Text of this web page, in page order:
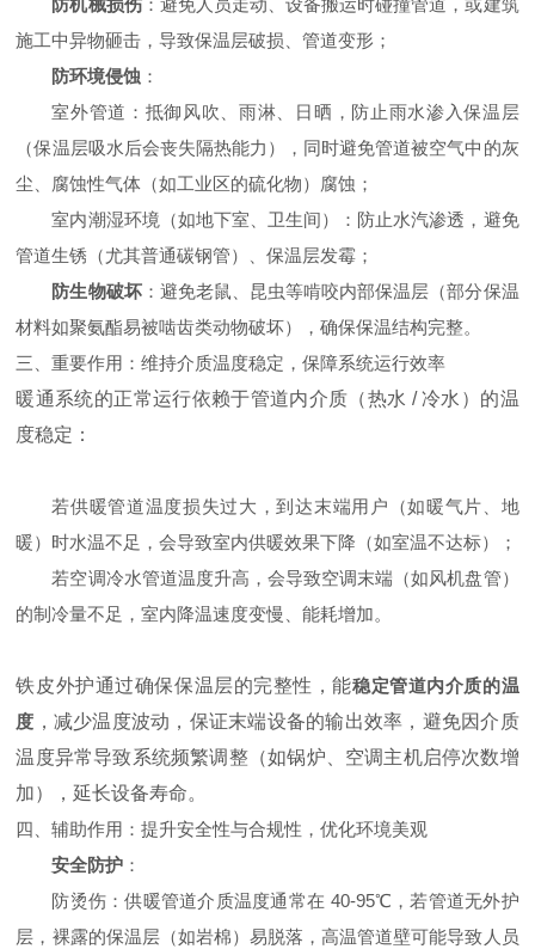
防机械损伤：避免人员走动、设备搬运时碰撞管道，或建筑
施工中异物砸击，导致保温层破损、管道变形；
防环境侵蚀 ：
室外管道：抵御风吹、雨淋、日晒，防止雨水渗入保温层
（保温层吸水后会丧失隔热能力），同时避免管道被空气中的灰
尘、腐蚀性气体（如工业区的硫化物）腐蚀；
室内潮湿环境（如地下室、卫生间）：防止水汽渗透，避免
管道生锈（尤其普通碳钢管）、保温层发霉；
防生物破坏：避免老鼠、昆虫等啃咬内部保温层（部分保温
材料如聚氨酯易被啮齿类动物破坏），确保保温结构完整。
三、重要作用：维持介质温度稳定，保障系统运行效率
暖通系统的正常运行依赖于管道内介质（热水 / 冷水）的温
度稳定：
若供暖管道温度损失过大，到达末端用户（如暖气片、地
暖）时水温不足，会导致室内供暖效果下降（如室温不达标）；
若空调冷水管道温度升高，会导致空调末端（如风机盘管）
的制冷量不足，室内降温速度变慢、能耗增加。
铁皮外护通过确保保温层的完整性，能稳定管道内介质的温
度 ，减少温度波动，保证末端设备的输出效率，避免因介质
温度异常导致系统频繁调整（如锅炉、空调主机启停次数增
加），延长设备寿命。
四、辅助作用：提升安全性与合规性，优化环境美观
安全防护 ：
防烫伤：供暖管道介质温度通常在 40-95℃，若管道无外护
层，裸露的保温层（如岩棉）易脱落，高温管道壁可能导致人员